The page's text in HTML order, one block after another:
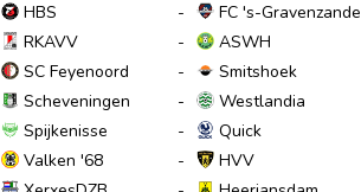
HBS
-
FC 's-Gravenzande
RKAVV
-
ASWH
SC Feyenoord
-
Smitshoek
Scheveningen
-
Westlandia
Spijkenisse
-
Quick
Valken '68
-
HVV